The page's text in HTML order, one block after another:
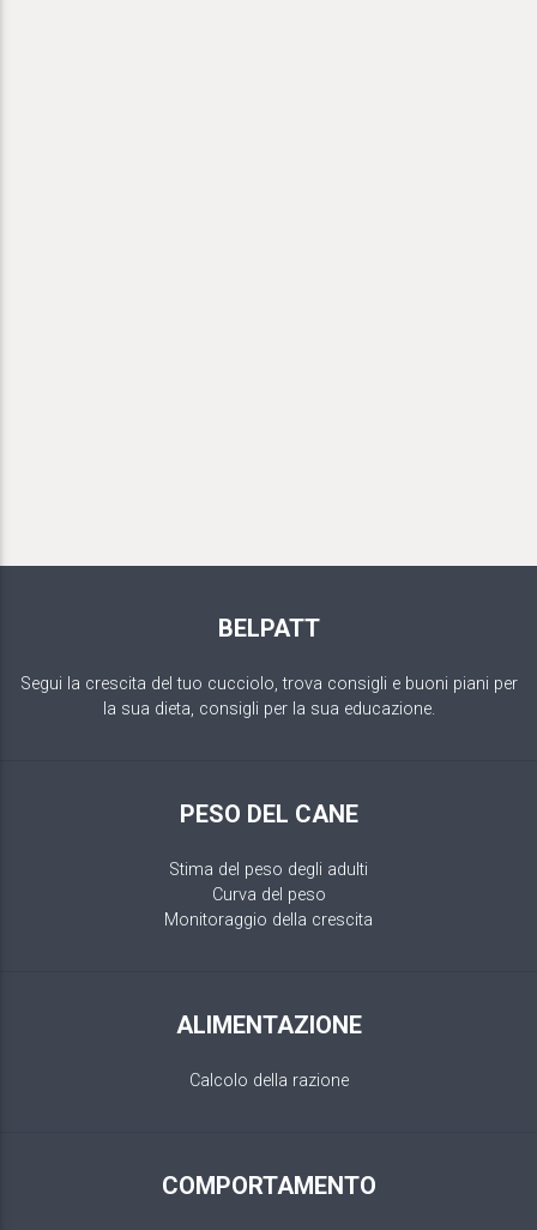
BELPATT
Segui la crescita del tuo cucciolo, trova consigli e buoni piani per
la sua dieta, consigli per la sua educazione.
PESO DEL CANE
Stima del peso degli adulti
Curva del peso
Monitoraggio della crescita
ALIMENTAZIONE
Calcolo della razione
COMPORTAMENTO